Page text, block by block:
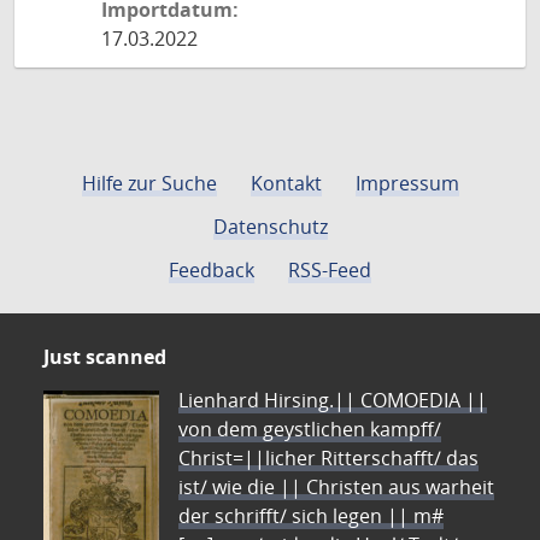
Importdatum:
17.03.2022
Hilfe zur Suche Kontakt
Impressum
Datenschutz
Feedback
RSS-Feed
Just scanned
Lienhard Hirsing.|| COMOEDIA ||
von dem geystlichen kampff/
Christ=||licher Ritterschafft/ das
ist/ wie die || Christen aus warheit
der schrifft/ sich legen || m#